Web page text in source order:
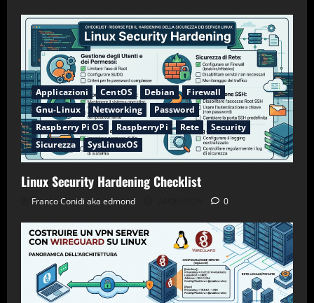
Applicazioni CentOS Debian
Firewall
Gnu-Linux
Networking
Password
Raspberry Pi OS
RaspberryPi Rete
Security
Sicurezza
SysLinuxOS
Linux Security Hardening Checklist
Franco Conidi aka edmond 0